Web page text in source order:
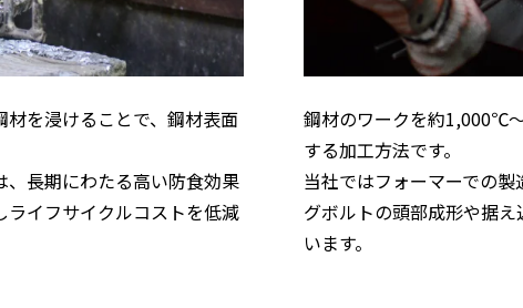
を浸けることで、鋼材表面
長期にわたる高い防食効果
イフサイクルコストを低減
鋼材のワークを約1,000℃
する加工方法です。
当社ではフォーマーでの
グボルトの頭部成形や据
います。